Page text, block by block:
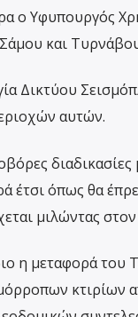
ο Υφυπουργός
και
Δικτύου
αυτών.
όπως θα
μιλώντας
η μεταφορά
κτιρίων